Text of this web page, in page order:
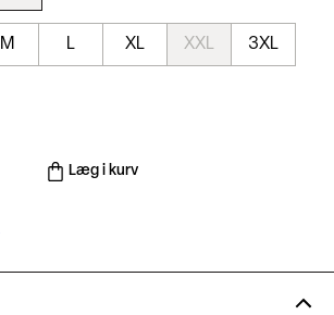
M L XL XXL 3XL
Læg i kurv